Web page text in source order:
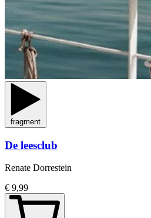
fragment
De leesclub
Renate Dorrestein
€ 9,99